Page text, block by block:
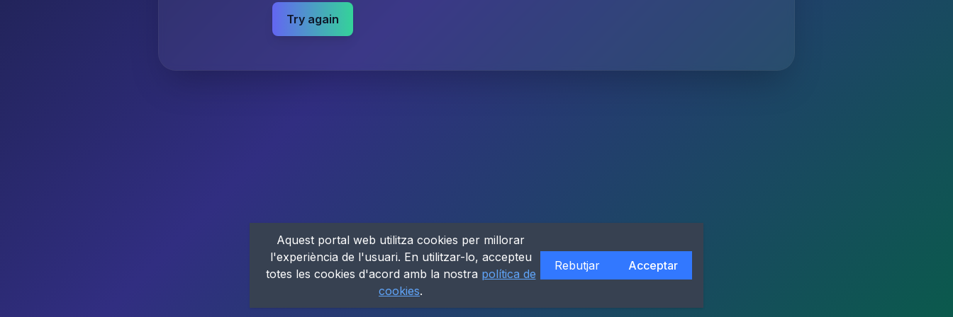
Try again
Aquest portal web utilitza cookies per millorar
l'experiència de l'usuari. En utilitzar-lo, accepteu
totes les cookies d'acord amb la nostra política de
cookies.
Rebutjar Acceptar